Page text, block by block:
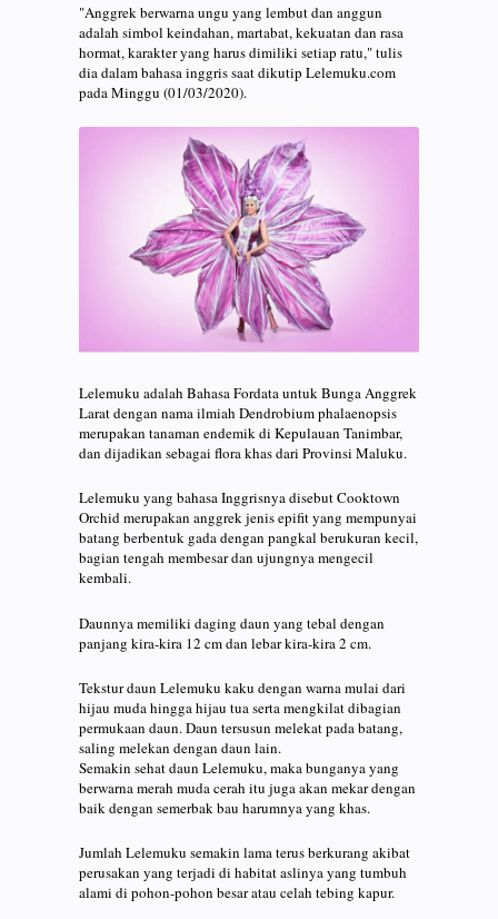
"Anggrek berwarna ungu yang lembut dan anggun
adalah simbol keindahan, martabat, kekuatan dan rasa
hormat, karakter yang harus dimiliki setiap ratu," tulis
dia dalam bahasa inggris saat dikutip Lelemuku.com
pada Minggu (01/03/2020).
Lelemuku adalah Bahasa Fordata untuk Bunga Anggrek
Larat dengan nama ilmiah Dendrobium phalaenopsis
merupakan tanaman endemik di Kepulauan Tanimbar,
dan dijadikan sebagai flora khas dari Provinsi Maluku.
Lelemuku yang bahasa Inggrisnya disebut Cooktown
Orchid merupakan anggrek jenis epifit yang mempunyai
batang berbentuk gada dengan pangkal berukuran kecil,
bagian tengah membesar dan ujungnya mengecil
kembali.
Daunnya memiliki daging daun yang tebal dengan
panjang kira-kira 12 cm dan lebar kira-kira 2 cm.
Tekstur daun Lelemuku kaku dengan warna mulai dari
hijau muda hingga hijau tua serta mengkilat dibagian
permukaan daun. Daun tersusun melekat pada batang,
saling melekan dengan daun lain.
Semakin sehat daun Lelemuku, maka bunganya yang
berwarna merah muda cerah itu juga akan mekar dengan
baik dengan semerbak bau harumnya yang khas.
Jumlah Lelemuku semakin lama terus berkurang akibat
perusakan yang terjadi di habitat aslinya yang tumbuh
alami di pohon-pohon besar atau celah tebing kapur.